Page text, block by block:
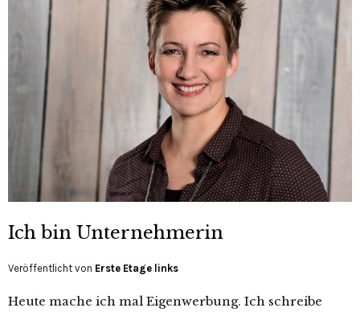
Ich bin Unternehmerin
Veröffentlicht von Erste Etage links
Heute mache ich mal Eigenwerbung. Ich schreibe